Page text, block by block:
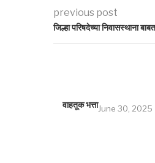
previous post
जिल्हा परिषदेच्या निवासस्थाना
वाहतूक भत्ताJune 30, 2025